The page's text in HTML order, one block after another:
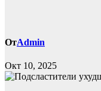
ОтAdmin
Окт 10, 2025